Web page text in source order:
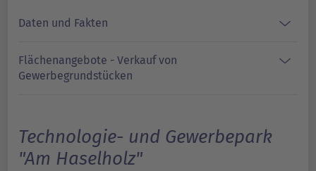
Daten und Fakten
Flächenangebote - Verkauf von
Gewerbegrundstücken
Technologie- und Gewerbepark
"Am Haselholz"